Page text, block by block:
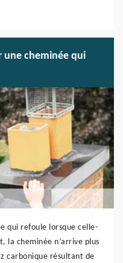
une cheminée qui
qui refoule lorsque celle-
la cheminée n’arrive plus
carbonique résultant de